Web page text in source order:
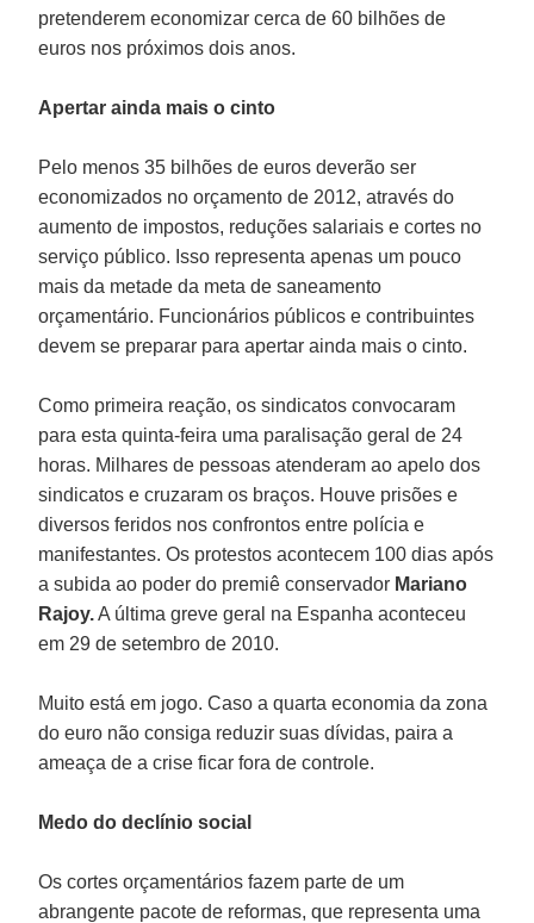
pretenderem economizar cerca de 60 bilhões de
euros nos próximos dois anos.
Apertar ainda mais o cinto
Pelo menos 35 bilhões de euros deverão ser
economizados no orçamento de 2012, através do
aumento de impostos, reduções salariais e cortes no
serviço público. Isso representa apenas um pouco
mais da metade da meta de saneamento
orçamentário. Funcionários públicos e contribuintes
devem se preparar para apertar ainda mais o cinto.
Como primeira reação, os sindicatos convocaram
para esta quinta-feira uma paralisação geral de 24
horas. Milhares de pessoas atenderam ao apelo dos
sindicatos e cruzaram os braços. Houve prisões e
diversos feridos nos confrontos entre polícia e
manifestantes. Os protestos acontecem 100 dias após
a subida ao poder do premiê conservador Mariano
Rajoy.A última greve geral na Espanha aconteceu
em 29 de setembro de 2010.
Muito está em jogo. Caso a quarta economia da zona
do euro não consiga reduzir suas dívidas, paira a
ameaça de a crise ficar fora de controle.
Medo do declínio social
Os cortes orçamentários fazem parte de um
abrangente pacote de reformas, que representa uma